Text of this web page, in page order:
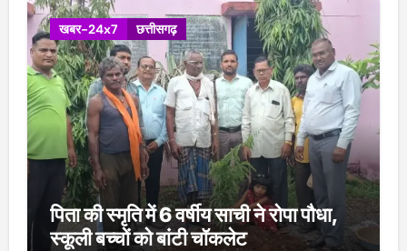
खबर-24x7 छत्तीसगढ़
पिता की स्मृति में 6 वर्षीय साची ने रोपा पौधा,
स्कूली बच्चों को बांटी चॉकलेट